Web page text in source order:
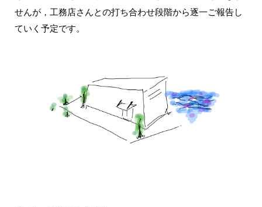
せんが，工務店さんとの打ち合わせ段階から逐一ご報告し
ていく予定です。